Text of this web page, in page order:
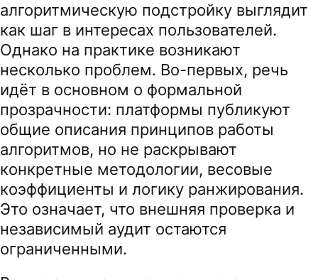
алгоритмическую подстройку выглядит
как шаг в интересах пользователей.
Однако на практике возникают
несколько проблем. Во-первых, речь
идёт в основном о формальной
прозрачности: платформы публикуют
общие описания принципов работы
алгоритмов, но не раскрывают
конкретные методологии, весовые
коэффициенты и логику ранжирования.
Это означает, что внешняя проверка и
независимый аудит остаются
ограниченными.